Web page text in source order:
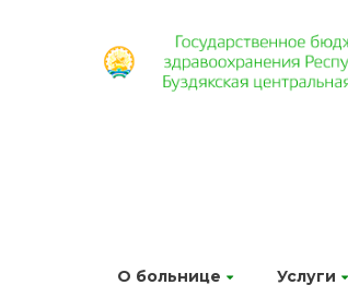
О больнице Услуги